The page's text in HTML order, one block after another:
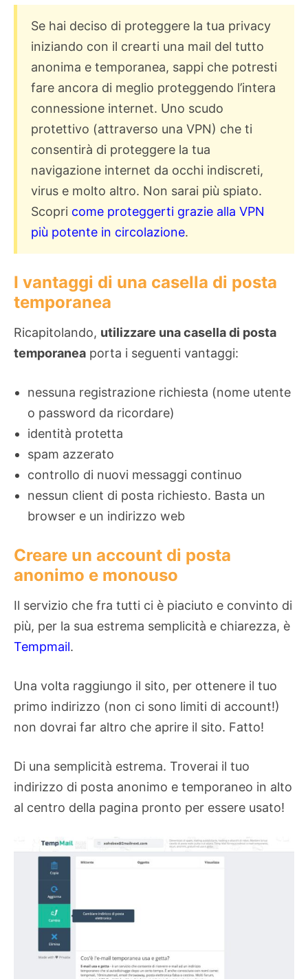
Se hai deciso di proteggere la tua privacy
iniziando con il crearti una mail del tutto
anonima e temporanea, sappi che potresti
fare ancora di meglio proteggendo l’intera
connessione internet. Uno scudo
protettivo (attraverso una VPN) che ti
consentirà di proteggere la tua
navigazione internet da occhi indiscreti,
virus e molto altro. Non sarai più spiato.
Scopri come proteggerti grazie alla VPN
più potente in circolazione.
I vantaggi di una casella di posta
temporanea
Ricapitolando, utilizzare una casella di posta
temporanea porta i seguenti vantaggi:
nessuna registrazione richiesta (nome utente
o password da ricordare)
identità protetta
spam azzerato
controllo di nuovi messaggi continuo
nessun client di posta richiesto. Basta un
browser e un indirizzo web
Creare un account di posta
anonimo e monouso
Il servizio che fra tutti ci è piaciuto e convinto di
più, per la sua estrema semplicità e chiarezza, è
Tempmail.
Una volta raggiungo il sito, per ottenere il tuo
primo indirizzo (non ci sono limiti di account!)
non dovrai far altro che aprire il sito. Fatto!
Di una semplicità estrema. Troverai il tuo
indirizzo di posta anonimo e temporaneo in alto
al centro della pagina pronto per essere usato!